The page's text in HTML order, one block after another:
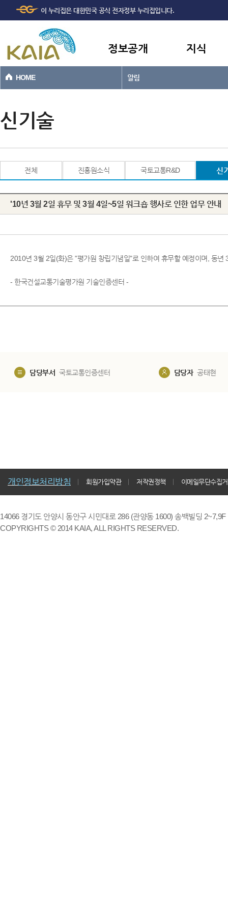
본문바로가기
이 누리집은 대한민국 공식 전자정부 누리집입니다.
정보공개 지식
HOME 알림
신기술
전체 진흥원소식 국토교통R&D 신
'10년 3월 2일 휴무 및 3월 4일~5일 워크숍 행사로 인한 업무 안내
2010년 3월 2일(화)은 "평가원 창립기념일"로 인하여 휴무할 예정이며, 동
- 한국건설교통기술평가원 기술인증센터 -
담당부서 국토교통인증센터 담당자 공태현
개인정보처리방침 회원가입약관 저작권정책 이메일무단수집
14066 경기도 안양시 동안구 시민대로 286 (관양동 1600) 송백빌딩
COPYRIGHTS © 2014 KAIA, ALL RIGHTS RESERVED.